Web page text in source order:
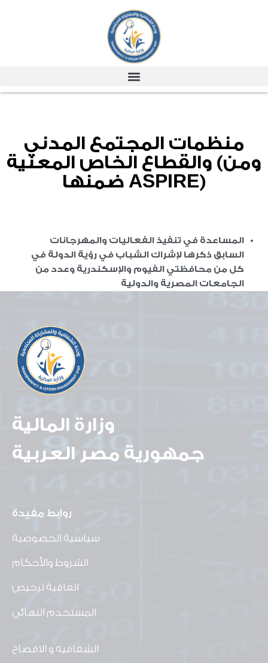
منظمات المجتمع المدني
والقطاع الخاص المعنية (ومن
ضمنها ASPIRE)
المساعدة في تنفيذ الفعاليات والمهرجانات
السابق ذكرها لإشراك الشباب في رؤية الدولة في
كل من محافظتي الفيوم والإسكندرية وعدد من
الجامعات المصرية والدولية
وزارة المالية
جمهورية مصر العربية
روابط مفيدة
سياسية الخصوصية
الشروط والأحكام
اتفاقية ترخيص
المستخدم النهائي
الشفافيه و الافصاح